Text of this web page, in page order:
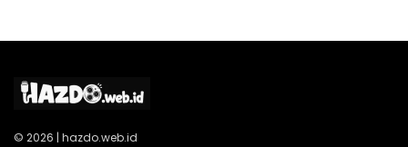
© 2026 | hazdo.web.id